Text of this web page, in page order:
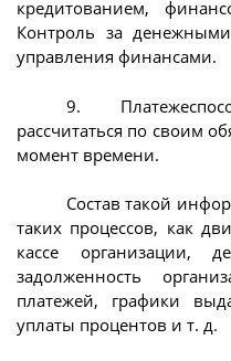
кредитованием,
Контроль за
управления финансами.
9.
рассчитаться по своим
момент времени.
Состав такой
таких процессов, как
кассе организации,
задолженность
платежей, графики
уплаты процентов и т. д.